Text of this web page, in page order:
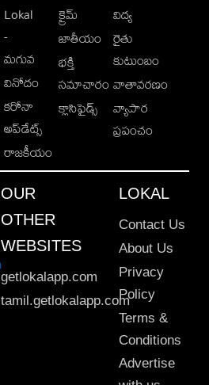
Lokal
-
మగువ
వినోదం
కరోనా
అప్‌డేట్స్
రాజకీయం
క్రైమ్
జాతీయం
భక్తి
సమాచారం
క్లాసిఫైడ్స్
విద్య
రైతు
కుటుంబం
వాతావరణం
వ్యాపార
ప్రపంచం
OUR
OTHER
WEBSITES
getlokalapp.com
tamil.getlokalapp.com
LOKAL
Contact Us
About Us
Privacy
Policy
Terms &
Conditions
Advertise